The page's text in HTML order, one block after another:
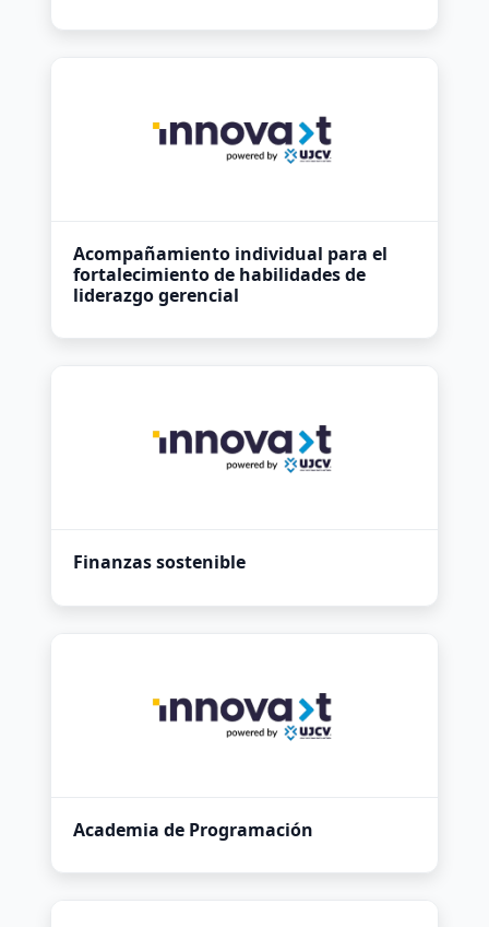
Acompañamiento individual para el
fortalecimiento de habilidades de
liderazgo gerencial
Finanzas sostenible
Academia de Programación